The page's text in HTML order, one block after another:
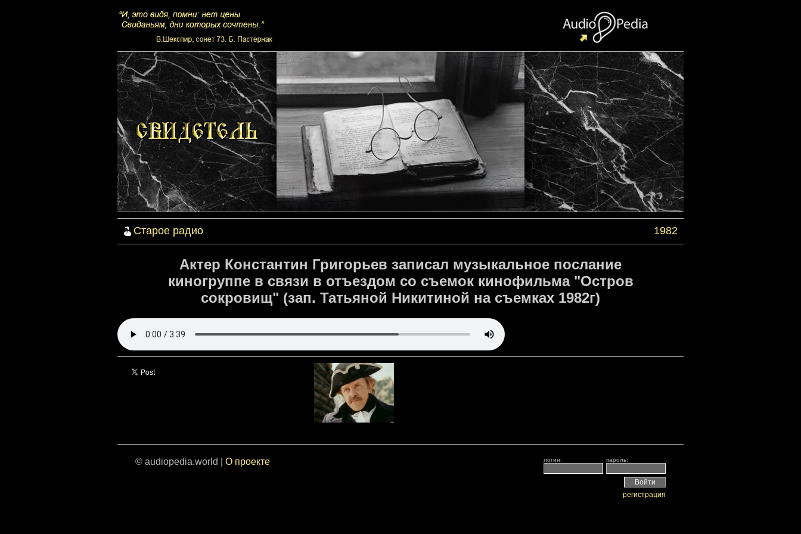
Старое радио 1982
Актер Константин Григорьев записал музыкальное послание
киногруппе в связи в отъездом со съемок кинофильма "Остров
сокровищ" (зап. Татьяной Никитиной на съемках 1982г)
© audiopedia.world | О проекте пароль:
логин:
регистрация